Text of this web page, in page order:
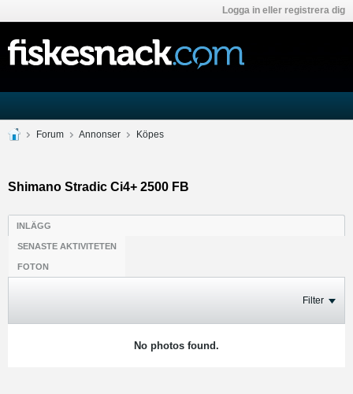
Logga in eller registrera dig
Forum Annonser Köpes
Shimano Stradic Ci4+ 2500 FB
INLÄGG
SENASTE AKTIVITETEN
FOTON
Filter
No photos found.